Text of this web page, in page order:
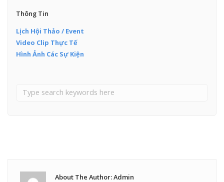
Thông Tin
Lịch Hội Thảo / Event
Video Clip Thực Tế
Hình Ảnh Các Sự Kiện
About The Author: Admin